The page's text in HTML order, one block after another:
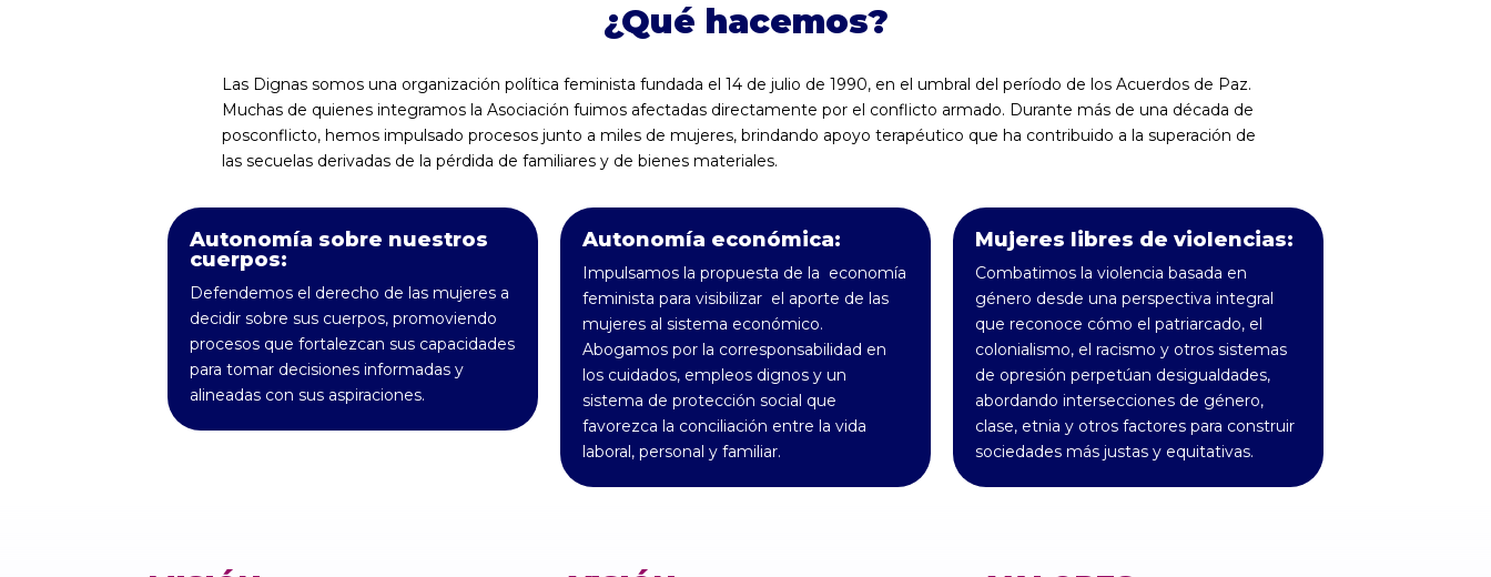
¿Qué hacemos?
Las Dignas somos una organización política feminista fundada el 14 de julio de 1990, en el umbral del período de los Acuerdos de Paz.
Muchas de quienes integramos la Asociación fuimos afectadas directamente por el conflicto armado. Durante más de una década de
posconflicto, hemos impulsado procesos junto a miles de mujeres, brindando apoyo terapéutico que ha contribuido a la superación de
las secuelas derivadas de la pérdida de familiares y de bienes materiales.
Autonomía sobre nuestros
cuerpos:
Defendemos el derecho de las mujeres a
decidir sobre sus cuerpos, promoviendo
procesos que fortalezcan sus capacidades
para tomar decisiones informadas y
alineadas con sus aspiraciones.
Autonomía económica:
Impulsamos la propuesta de la economía
feminista para visibilizar el aporte de las
mujeres al sistema económico.
Abogamos por la corresponsabilidad en
los cuidados, empleos dignos y un
sistema de protección social que
favorezca la conciliación entre la vida
laboral, personal y familiar.
Mujeres libres de violencias:
Combatimos la violencia basada en
género desde una perspectiva integral
que reconoce cómo el patriarcado, el
colonialismo, el racismo y otros sistemas
de opresión perpetúan desigualdades,
abordando intersecciones de género,
clase, etnia y otros factores para construir
sociedades más justas y equitativas.